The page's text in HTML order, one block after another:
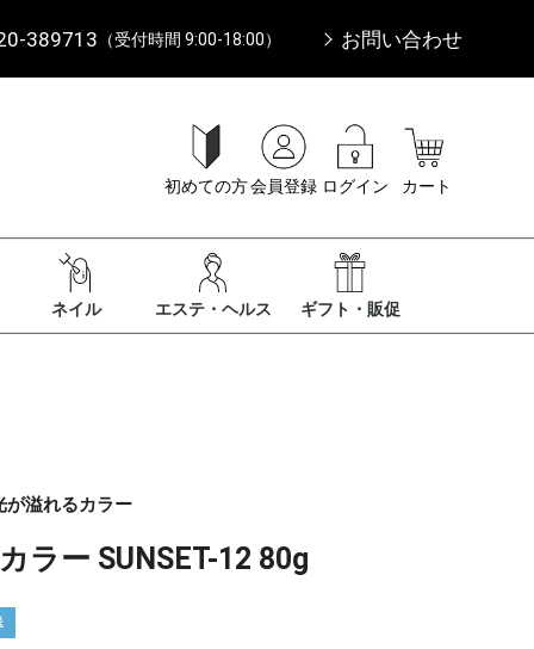
389713 （受付時間 9:00-18:00） お問い合わせ
初めての方会員登録 ログイン カート
ネイル エステ・ヘルス ギフト・販促
が溢れるカラー
ラー SUNSET-12 80g